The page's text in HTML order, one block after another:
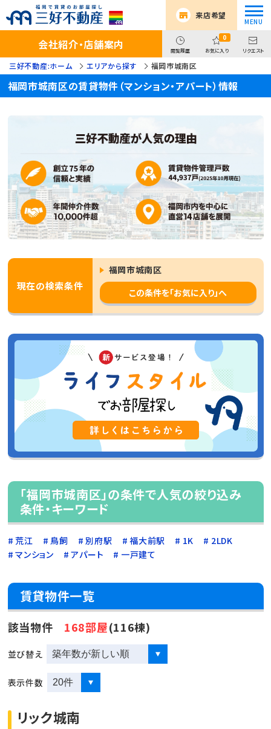
来店希望
会社紹介・店舗案内 閲覧履歴
0
お気に入り リクエスト
三好不動産:ホーム エリアから探す 福岡市城南区
福岡市城南区の賃貸物件（マンション・アパート）情報
現在の検索条件
福岡市城南区
この条件を「お気に入り」へ
「福岡市城南区」の条件で人気の絞り込み
条件・キーワード
荒江 鳥飼 別府駅 福大前駅 1K
2LDK
マンション
アパート 一戸建て
賃貸物件一覧
該当物件 168部屋(116棟)
並び替え
表示件数
リック城南